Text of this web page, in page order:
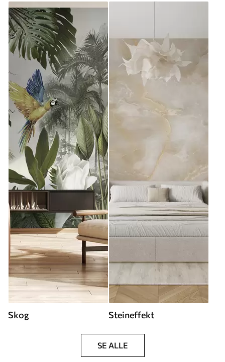
Skog Steineffekt
SE ALLE